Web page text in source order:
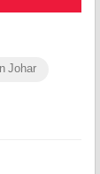
Johar